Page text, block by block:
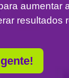
aumentar
resultados